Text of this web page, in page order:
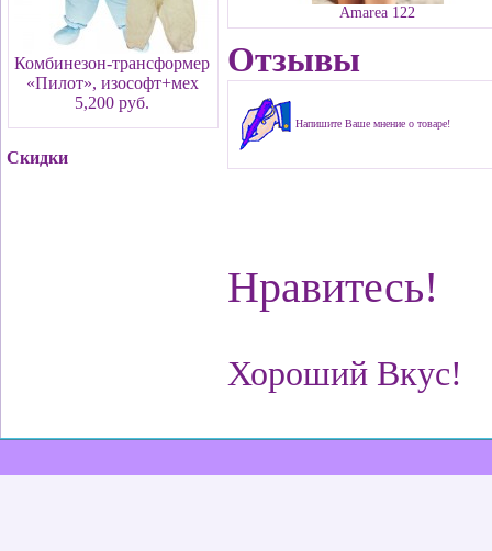
Комбинезон-трансформер
«Пилот», изософт+мех
5,200 руб.
Скидки
Amarea 122
Отзывы
Напишите Ваше мнение о товаре!
Нравитесь!
Хороший Вкус!